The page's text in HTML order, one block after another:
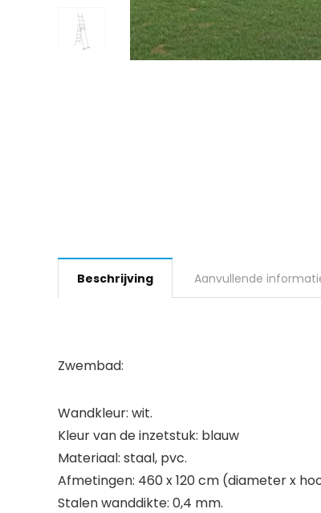
Beschrijving Aanvullende
Zwembad:
Wandkleur: wit.
Kleur van de inzetstuk: blauw
Materiaal: staal, pvc.
Afmetingen: 460 x 120 cm (diameter x
Stalen wanddikte: 0,4 mm.